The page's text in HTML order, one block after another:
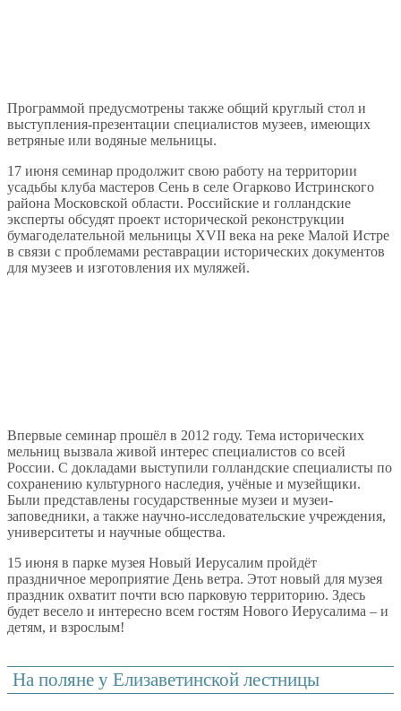
Программой предусмотрены также общий круглый стол и
выступления-презентации специалистов музеев, имеющих
ветряные или водяные мельницы.
17 июня семинар продолжит свою работу на территории
усадьбы клуба мастеров Сень в селе Огарково Истринского
района Московской области. Российские и голландские
эксперты обсудят проект исторической реконструкции
бумагоделательной мельницы XVII века на реке Малой Истре
в связи с проблемами реставрации исторических документов
для музеев и изготовления их муляжей.
Впервые семинар прошёл в 2012 году. Тема исторических
мельниц вызвала живой интерес специалистов со всей
России. С докладами выступили голландские специалисты по
сохранению культурного наследия, учёные и музейщики.
Были представлены государственные музеи и музеи-
заповедники, а также научно-исследовательские учреждения,
университеты и научные общества.
15 июня в парке музея Новый Иерусалим пройдёт
праздничное мероприятие День ветра. Этот новый для музея
праздник охватит почти всю парковую территорию. Здесь
будет весело и интересно всем гостям Нового Иерусалима – и
детям, и взрослым!
На поляне у Елизаветинской лестницы